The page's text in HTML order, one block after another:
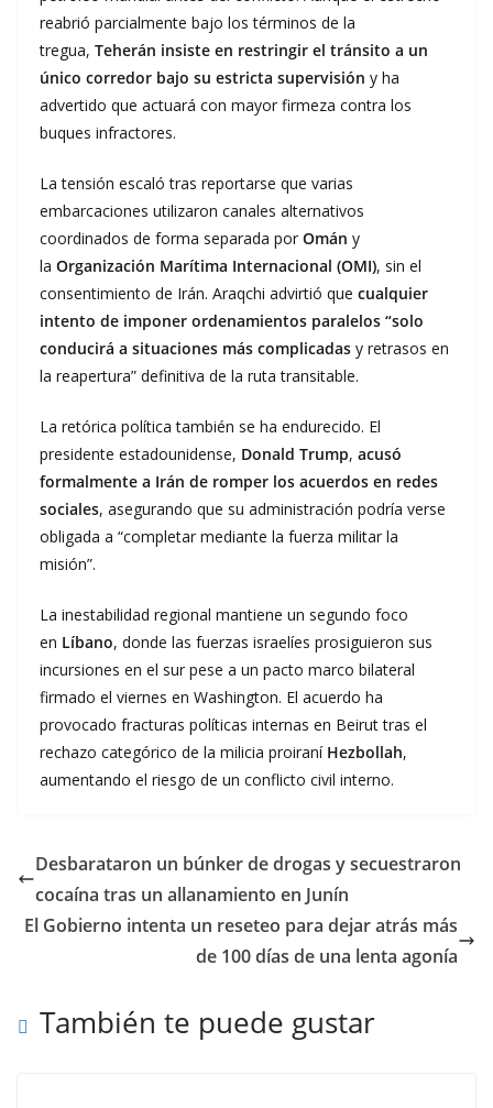
reabrió parcialmente bajo los términos de la
tregua, Teherán insiste en restringir el tránsito a un
único corredor bajo su estricta supervisión y ha
advertido que actuará con mayor firmeza contra los
buques infractores.
La tensión escaló tras reportarse que varias
embarcaciones utilizaron canales alternativos
coordinados de forma separada por Omán y
la Organización Marítima Internacional (OMI), sin el
consentimiento de Irán. Araqchi advirtió que cualquier
intento de imponer ordenamientos paralelos “solo
conducirá a situaciones más complicadas y retrasos en
la reapertura” definitiva de la ruta transitable.
La retórica política también se ha endurecido. El
presidente estadounidense, Donald Trump, acusó
formalmente a Irán de romper los acuerdos en redes
sociales, asegurando que su administración podría verse
obligada a “completar mediante la fuerza militar la
misión”.
La inestabilidad regional mantiene un segundo foco
en Líbano, donde las fuerzas israelíes prosiguieron sus
incursiones en el sur pese a un pacto marco bilateral
firmado el viernes en Washington. El acuerdo ha
provocado fracturas políticas internas en Beirut tras el
rechazo categórico de la milicia proiraní Hezbollah,
aumentando el riesgo de un conflicto civil interno.
Desbarataron un búnker de drogas y secuestraron
cocaína tras un allanamiento en Junín
El Gobierno intenta un reseteo para dejar atrás más
de 100 días de una lenta agonía
También te puede gustar